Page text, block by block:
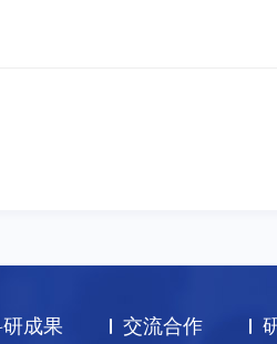
成果 交流合作